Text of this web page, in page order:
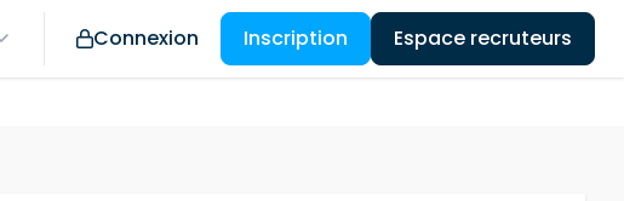
Connexion Inscription Espace recruteurs